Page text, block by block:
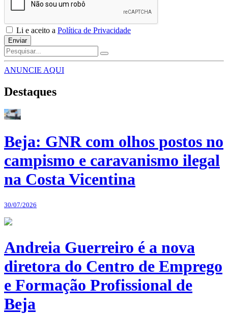
Li e aceito a Política de Privacidade
Enviar
ANUNCIE AQUI
Destaques
Beja: GNR com olhos postos no
campismo e caravanismo ilegal
na Costa Vicentina
30/07/2026
Andreia Guerreiro é a nova
diretora do Centro de Emprego
e Formação Profissional de
Beja